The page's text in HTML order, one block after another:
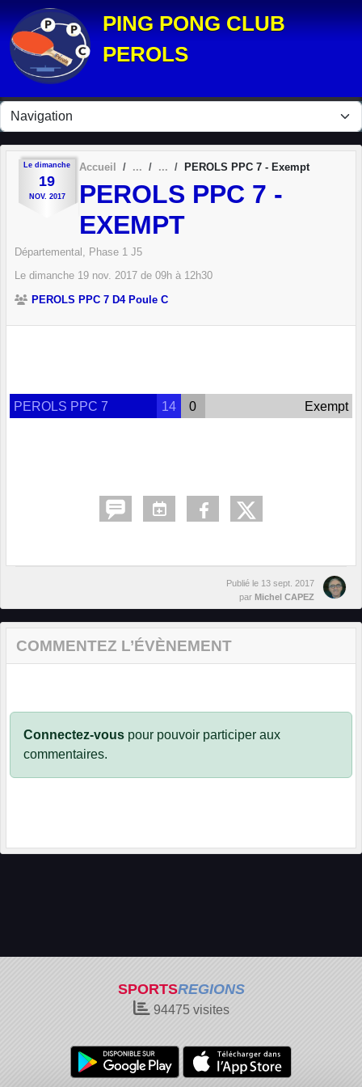
PING PONG CLUB
PEROLS
Le dimanche
19
NOV. 2017
Accueil PEROLS PPC 7 - Exempt
PEROLS PPC 7 -
EXEMPT
Départemental, Phase 1 J5
Le dimanche 19 nov. 2017 de 09h à 12h30
PEROLS PPC 7 D4 Poule C
PEROLS PPC 7 14 0 Exempt
Publié le 13 sept. 2017
par Michel CAPEZ
COMMENTEZ L’ÉVÈNEMENT
Connectez-vous pour pouvoir participer aux
commentaires.
SPORTSREGIONS
94475visites
Panneau de gestion des cookies